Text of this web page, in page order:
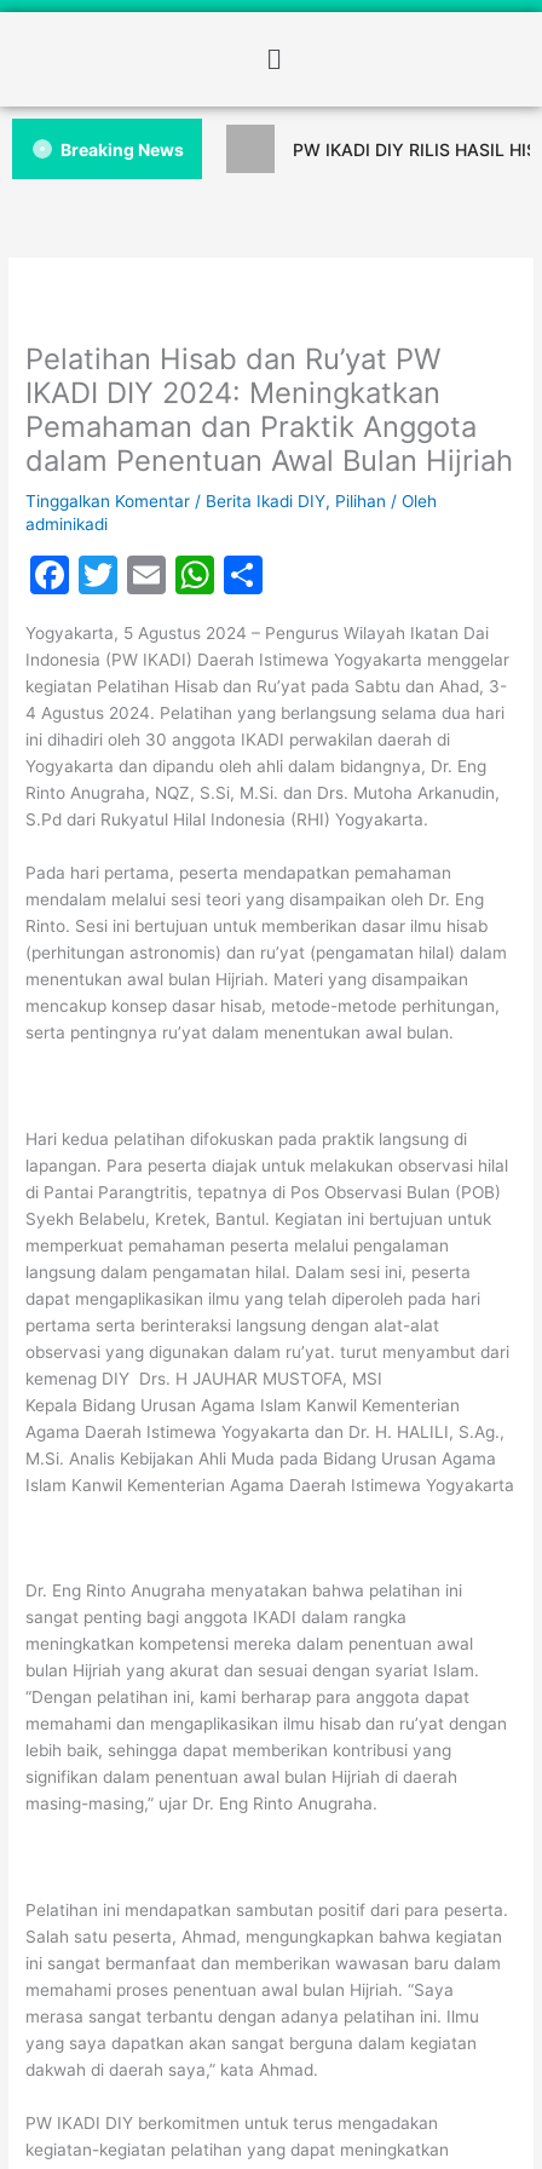
Breaking News PW IKADI DIY RILIS HASIL
Pelatihan Hisab dan Ru’yat PW
IKADI DIY 2024: Meningkatkan
Pemahaman dan Praktik Anggota
dalam Penentuan Awal Bulan Hijriah
Tinggalkan Komentar / Berita Ikadi DIY, Pilihan / Oleh
adminikadi
F
c
e
b
o
o
T
itt
er
E
ai
l
W
at
s
A
p
p
ar
e
Yogyakarta, 5 Agustus 2024 – Pengurus Wilayah Ikatan Dai
Indonesia (PW IKADI) Daerah Istimewa Yogyakarta menggelar
kegiatan Pelatihan Hisab dan Ru’yat pada Sabtu dan Ahad, 3-
4 Agustus 2024. Pelatihan yang berlangsung selama dua hari
ini dihadiri oleh 30 anggota IKADI perwakilan daerah di
Yogyakarta dan dipandu oleh ahli dalam bidangnya, Dr. Eng
Rinto Anugraha, NQZ, S.Si, M.Si. dan Drs. Mutoha Arkanudin,
S.Pd dari Rukyatul Hilal Indonesia (RHI) Yogyakarta.
Pada hari pertama, peserta mendapatkan pemahaman
mendalam melalui sesi teori yang disampaikan oleh Dr. Eng
Rinto. Sesi ini bertujuan untuk memberikan dasar ilmu hisab
(perhitungan astronomis) dan ru’yat (pengamatan hilal) dalam
menentukan awal bulan Hijriah. Materi yang disampaikan
mencakup konsep dasar hisab, metode-metode perhitungan,
serta pentingnya ru’yat dalam menentukan awal bulan.
Hari kedua pelatihan difokuskan pada praktik langsung di
lapangan. Para peserta diajak untuk melakukan observasi hilal
di Pantai Parangtritis, tepatnya di Pos Observasi Bulan (POB)
Syekh Belabelu, Kretek, Bantul. Kegiatan ini bertujuan untuk
memperkuat pemahaman peserta melalui pengalaman
langsung dalam pengamatan hilal. Dalam sesi ini, peserta
dapat mengaplikasikan ilmu yang telah diperoleh pada hari
pertama serta berinteraksi langsung dengan alat-alat
observasi yang digunakan dalam ru’yat. turut menyambut dari
kemenag DIY Drs. H JAUHAR MUSTOFA, MSI
Kepala Bidang Urusan Agama Islam Kanwil Kementerian
Agama Daerah Istimewa Yogyakarta dan Dr. H. HALILI, S.Ag.,
M.Si. Analis Kebijakan Ahli Muda pada Bidang Urusan Agama
Islam Kanwil Kementerian Agama Daerah Istimewa Yogyakarta
Dr. Eng Rinto Anugraha menyatakan bahwa pelatihan ini
sangat penting bagi anggota IKADI dalam rangka
meningkatkan kompetensi mereka dalam penentuan awal
bulan Hijriah yang akurat dan sesuai dengan syariat Islam.
“Dengan pelatihan ini, kami berharap para anggota dapat
memahami dan mengaplikasikan ilmu hisab dan ru’yat dengan
lebih baik, sehingga dapat memberikan kontribusi yang
signifikan dalam penentuan awal bulan Hijriah di daerah
masing-masing,” ujar Dr. Eng Rinto Anugraha.
Pelatihan ini mendapatkan sambutan positif dari para peserta.
Salah satu peserta, Ahmad, mengungkapkan bahwa kegiatan
ini sangat bermanfaat dan memberikan wawasan baru dalam
memahami proses penentuan awal bulan Hijriah. “Saya
merasa sangat terbantu dengan adanya pelatihan ini. Ilmu
yang saya dapatkan akan sangat berguna dalam kegiatan
dakwah di daerah saya,” kata Ahmad.
PW IKADI DIY berkomitmen untuk terus mengadakan
kegiatan-kegiatan pelatihan yang dapat meningkatkan